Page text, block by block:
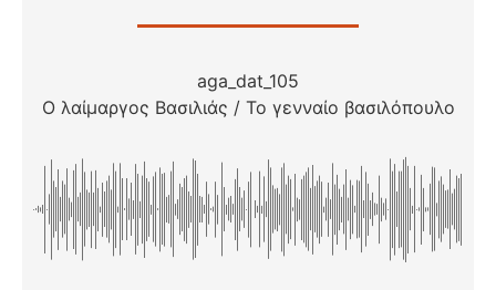
aga_dat_105
Ο λαίμαργος Βασιλιάς / Το γενναίο βασιλόπουλο